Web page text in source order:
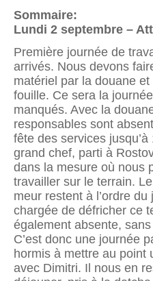
Sommaire:
Lundi 2 septembre –
Première journée de
arrivés. Nous devons
matériel par la douane
fouille. Ce sera la
manqués. Avec la
responsables sont
fête des services
grand chef, parti à
dans la mesure où nous
travailler sur le terrain.
meur restent à l’ordre
chargée de défricher ce
également absente,
C’est donc une journée
hormis à mettre au point
avec Dimitri. Il nous en